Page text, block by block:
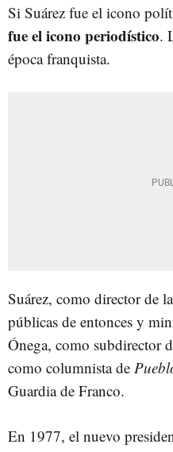
Si Suárez fue el icono
fue el icono periodístico.
época franquista.
Suárez, como director de
públicas de entonces y
Ónega, como subdirector
como columnista de
Guardia de Franco.
En 1977, el nuevo